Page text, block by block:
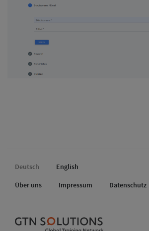
Deutsch English
Über uns Impressum Datenschutz